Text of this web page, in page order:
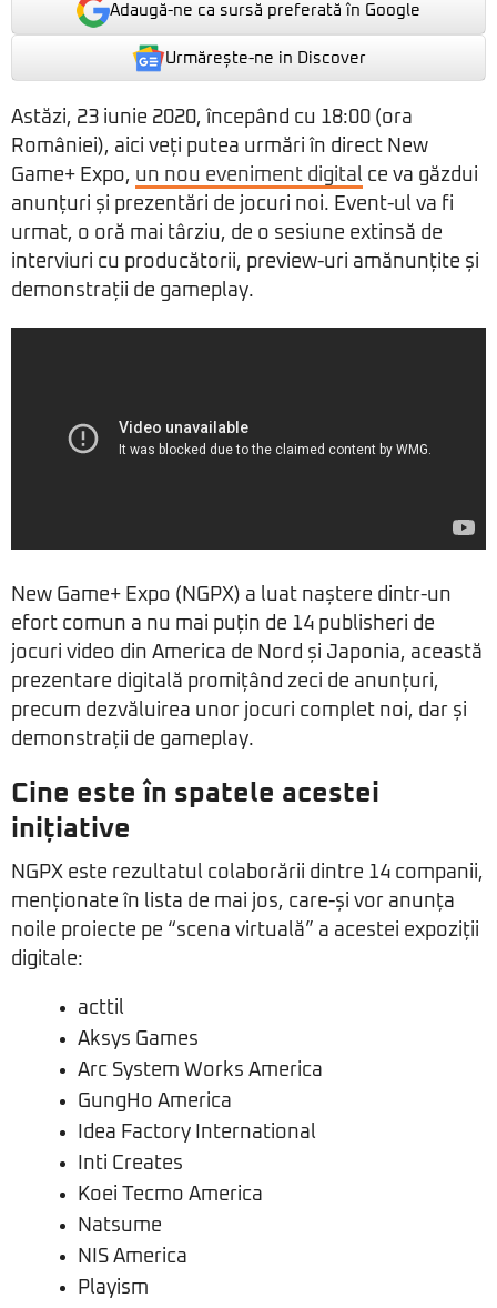
Adaugă-ne ca sursă preferată în Google
Urmărește-ne in Discover
Astăzi, 23 iunie 2020, începând cu 18:00 (ora
României), aici veți putea urmări în direct New
Game+ Expo, un nou eveniment digital ce va găzdui
anunțuri și prezentări de jocuri noi. Event-ul va fi
urmat, o oră mai târziu, de o sesiune extinsă de
interviuri cu producătorii, preview-uri amănunțite și
demonstrații de gameplay.
New Game+ Expo (NGPX) a luat naștere dintr-un
efort comun a nu mai puțin de 14 publisheri de
jocuri video din America de Nord și Japonia, această
prezentare digitală promițând zeci de anunțuri,
precum dezvăluirea unor jocuri complet noi, dar și
demonstrații de gameplay.
Cine este în spatele acestei
inițiative
NGPX este rezultatul colaborării dintre 14 companii,
menționate în lista de mai jos, care-și vor anunța
noile proiecte pe “scena virtuală” a acestei expoziții
digitale:
acttil
Aksys Games
Arc System Works America
GungHo America
Idea Factory International
Inti Creates
Koei Tecmo America
Natsume
NIS America
Playism